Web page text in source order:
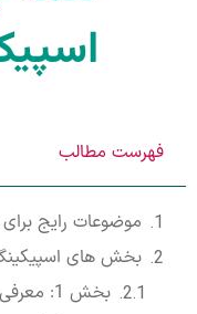
فهرست مطالب
موضوعات رایج
بخش های
بخش 1: معرفی و سوالات عمومی (4-5 دقیقه)